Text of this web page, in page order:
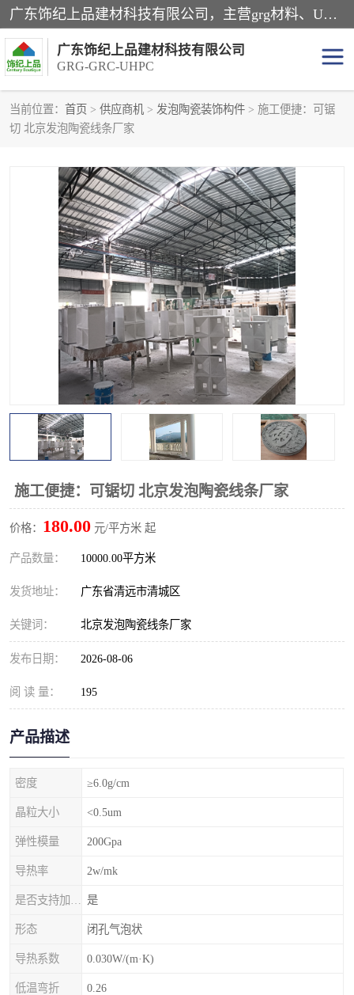
广东饰纪上品建材科技有限公司，主营grg材料、UHPC板、grc构件、uhpc幕墙板、grg厂家、grc厂家、uhpc厂家、GRG吊顶、grg石膏板、grg构件、外墙grc线条、grg造型、grg材料定制，uhpc高性能混凝土，uhpc构件，uhpc镂空挂板，grg材料生产厂家，广东grg厂家，广东grc厂家，联系方式*，2万平厂房，如果您对我公司的产品服务感兴趣，请联系我们。
广东饰纪上品建材科技有限公司
GRG-GRC-UHPC
当前位置： 首页 > 供应商机 > 发泡陶瓷装饰构件 > 施工便捷：可锯
切 北京发泡陶瓷线条厂家
施工便捷：可锯切 北京发泡陶瓷线条厂家
价格： 180.00 元/平方米 起
产品数量： 10000.00平方米
发货地址： 广东省清远市清城区
关键词： 北京发泡陶瓷线条厂家
发布日期： 2026-08-06
阅 读 量： 195
产品描述
密度 ≥6.0g/cm
晶粒大小 <0.5um
弹性模量 200Gpa
导热率 2w/mk
是
形态 闭孔气泡状
导热系数 0.030W/(m·K)
低温弯折 0.26
GRG构件
UHPC构件 发泡陶瓷装饰构件
GRG造型 GRC厂家
GRG吊顶 GRG材料生产厂家
UHPC幕墙板 GRC树池坐凳
UHPC树池坐凳